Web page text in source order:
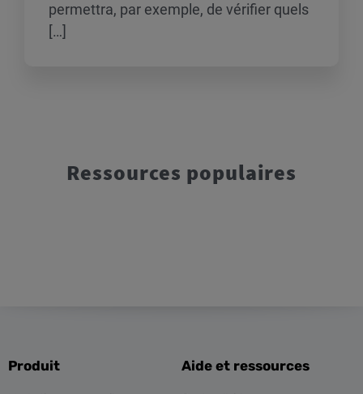
permettra, par exemple, de vérifier quels
[…]
Ressources populaires
Produit Aide et ressources